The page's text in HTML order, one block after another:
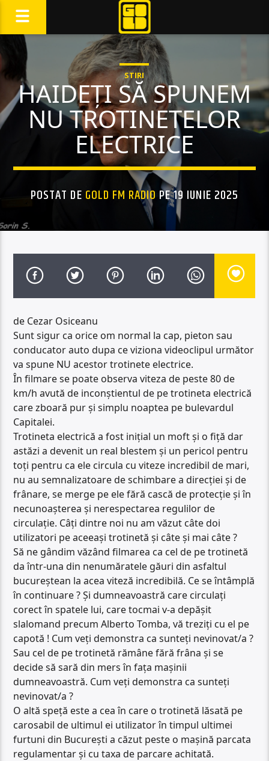
STIRI
HAIDEȚI SĂ SPUNEM
NU TROTINETELOR
ELECTRICE
POSTAT DE GOLD FM RADIO PE 19 IUNIE 2025
de Cezar Osiceanu
Sunt sigur ca orice om normal la cap, pieton sau
conducator auto dupa ce viziona videoclipul următor
va spune NU acestor trotinete electrice.
În filmare se poate observa viteza de peste 80 de
km/h avută de inconștientul de pe trotineta electrică
care zboară pur și simplu noaptea pe bulevardul
Capitalei.
Trotineta electrică a fost inițial un moft și o fiță dar
astăzi a devenit un real blestem și un pericol pentru
toți pentru ca ele circula cu viteze incredibil de mari,
nu au semnalizatoare de schimbare a direcției și de
frânare, se merge pe ele fără cască de protecție și în
necunoașterea și nerespectarea regulilor de
circulație. Câți dintre noi nu am văzut câte doi
utilizatori pe aceeași trotinetă și câte și mai câte ?
Să ne gândim văzând filmarea ca cel de pe trotinetă
da într-una din nenumăratele găuri din asfaltul
bucureștean la acea viteză incredibilă. Ce se întâmplă
în continuare ? Și dumneavoastră care circulați
corect în spatele lui, care tocmai v-a depășit
slalomand precum Alberto Tomba, vă treziți cu el pe
capotă ! Cum veți demonstra ca sunteți nevinovat/a ?
Sau cel de pe trotinetă rămâne fără frâna și se
decide să sară din mers în fața mașinii
dumneavoastră. Cum veți demonstra ca sunteți
nevinovat/a ?
O altă speță este a cea în care o trotinetă lăsată pe
carosabil de ultimul ei utilizator în timpul ultimei
furtuni din București a căzut peste o mașină parcata
regulamentar și cu taxa de parcare achitată.